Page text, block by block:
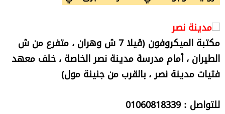
مدينة نصر
مكتبة الميكروفون (ڤيلا 7 ش وهران ، متفرع من ش
الطيران ، أمام مدرسة مدينة نصر الخاصة ، خلف معهد
فتيات مدينة نصر ، بالقرب من جنينة مول)
للتواصل : 01060818339